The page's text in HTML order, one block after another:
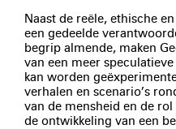
Naast de reële, ethische
een gedeelde
begrip almende, maken
van een meer
kan worden
verhalen en scenario’s
van de mensheid en de
de ontwikkeling van een